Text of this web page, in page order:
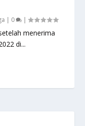
| 0 |
menerima
di...